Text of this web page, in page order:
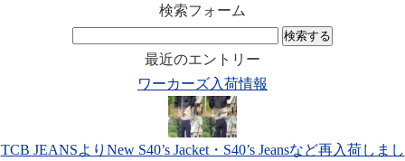
検索フォーム
最近のエントリー
ワーカーズ入荷情報
TCB JEANSよりNew S40’s Jacket・S40’s Jeansなど再入荷しまし